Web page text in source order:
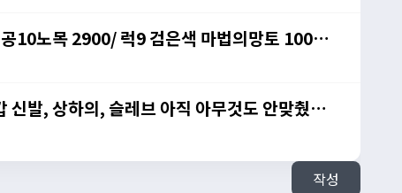
10노목 2900/ 럭9 검은색 마법의망토 1000
800/ 공10노목 2900/ 럭9 검은색 마법의망
작성